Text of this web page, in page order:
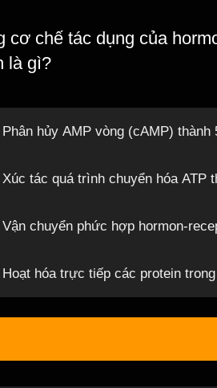
cơ chế tác dụng của
là gì?
Phân hủy AMP vòng (cAMP) thành
Xúc tác quá trình chuyển hóa ATP
Vận chuyển phức hợp hormon-
Hoạt hóa trực tiếp các protein